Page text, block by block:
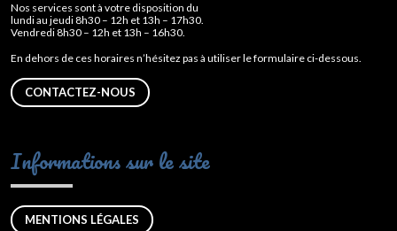
Nos services sont à votre disposition du
lundi au jeudi 8h30 – 12h et 13h – 17h30.
Vendredi 8h30 – 12h et 13h – 16h30.
En dehors de ces horaires n’hésitez pas à utiliser le formulaire ci-dessous.
CONTACTEZ-NOUS
Informations sur le site
MENTIONS LÉGALES